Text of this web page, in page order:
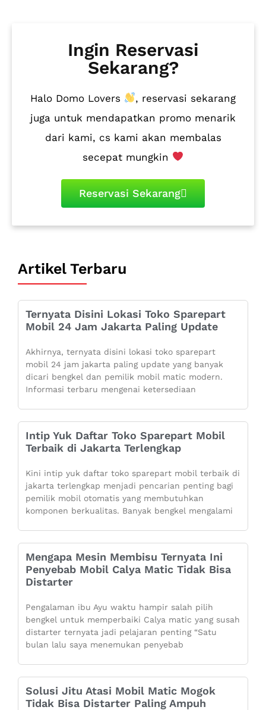
Ingin Reservasi
Sekarang?
Halo Domo Lovers
, reservasi sekarang
juga untuk mendapatkan promo menarik
dari kami, cs kami akan membalas
secepat mungkin
Reservasi Sekarang
Artikel Terbaru
Ternyata Disini Lokasi Toko Sparepart
Mobil 24 Jam Jakarta Paling Update
Akhirnya, ternyata disini lokasi toko sparepart
mobil 24 jam jakarta paling update yang banyak
dicari bengkel dan pemilik mobil matic modern.
Informasi terbaru mengenai ketersediaan
Intip Yuk Daftar Toko Sparepart Mobil
Terbaik di Jakarta Terlengkap
Kini intip yuk daftar toko sparepart mobil terbaik di
jakarta terlengkap menjadi pencarian penting bagi
pemilik mobil otomatis yang membutuhkan
komponen berkualitas. Banyak bengkel mengalami
Mengapa Mesin Membisu Ternyata Ini
Penyebab Mobil Calya Matic Tidak Bisa
Distarter
Pengalaman ibu Ayu waktu hampir salah pilih
bengkel untuk memperbaiki Calya matic yang susah
distarter ternyata jadi pelajaran penting “Satu
bulan lalu saya menemukan penyebab
Solusi Jitu Atasi Mobil Matic Mogok
Tidak Bisa Distarter Paling Ampuh